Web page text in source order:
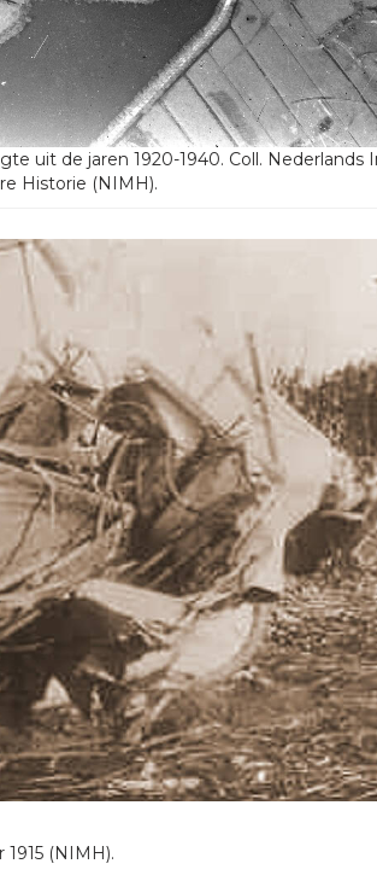
uit de jaren 1920-1940. Coll. Nederlands
Historie (NIMH).
(NIMH).